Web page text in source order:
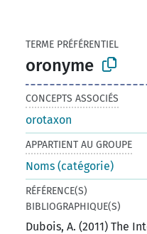
TERME PRÉFÉRENTIEL
oronyme
CONCEPTS ASSOCIÉS
orotaxon
APPARTIENT AU GROUPE
Noms (catégorie)
RÉFÉRENCE(S)
BIBLIOGRAPHIQUE(S)
Dubois, A. (2011) The